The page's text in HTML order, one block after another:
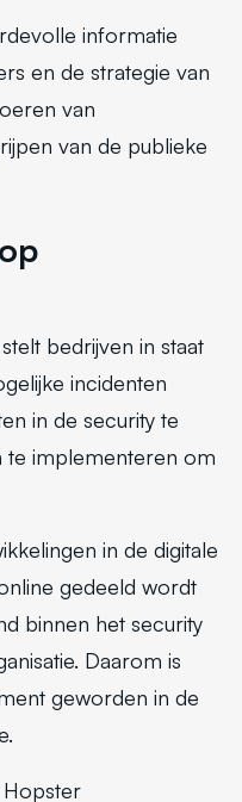
informatie
en de strategie van
van
van de publieke
bedrijven in staat
incidenten
in de security te
te implementeren om
in de digitale
gedeeld wordt
binnen het security
Daarom is
geworden in de